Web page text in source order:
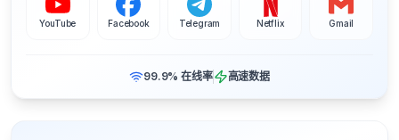
YouTube Facebook Telegram Netflix Gmail
99.9% 在线率 高速数据